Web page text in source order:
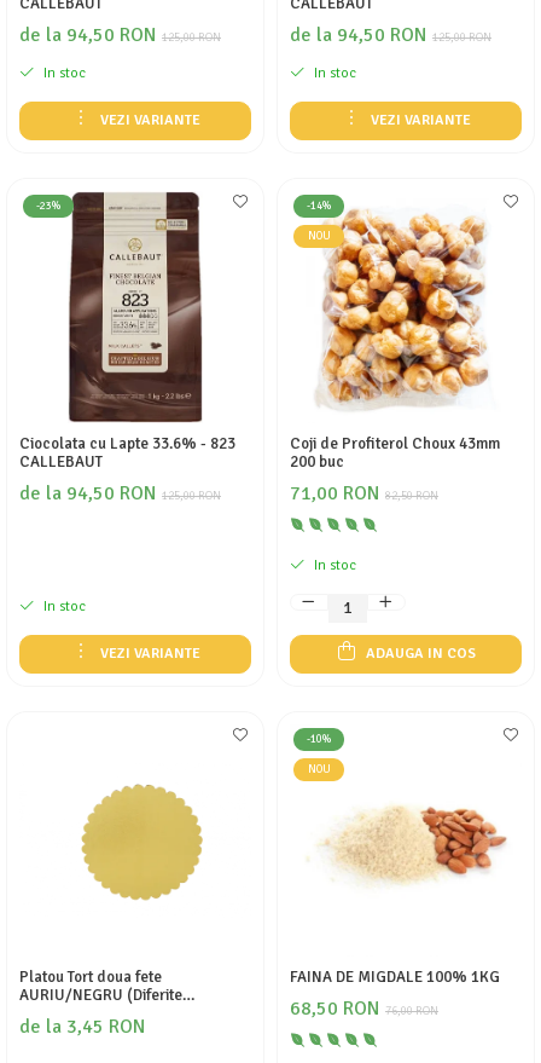
125,00 RON
de la 94,50 RON
In stoc
VEZI VARIANTE
125,00 RON
de la 94,50 RON
In stoc
VEZI VARIANTE
-23%
Ciocolata cu Lapte 33.6% - 823
CALLEBAUT
125,00 RON
de la 94,50 RON
In stoc
VEZI VARIANTE
-14%
NOU
Coji de Profiterol Choux 43mm
200 buc
82,50 RON
71,00 RON
In stoc
ADAUGA IN COS
Platou Tort doua fete
AURIU/NEGRU (Diferite
de la 3,45 RON
-10%
NOU
FAINA DE MIGDALE 100% 1KG
76,00 RON
68,50 RON